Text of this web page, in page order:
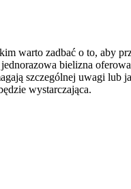
warto zadbać o to, aby
bielizna
szczególnej uwagi lub
wystarczająca.